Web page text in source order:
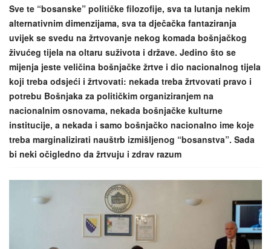
i
g
a
t
i
o
n
i
Sve te “bosanske” političke filozofije, sva ta lutanja nekim
alternativnim dimenzijama, sva ta dječačka fantaziranja
uvijek se svedu na žrtvovanje nekog komada bošnjačkog
živućeg tijela na oltaru suživota i države. Jedino što se
mijenja jeste veličina bošnjačke žrtve i dio nacionalnog tijela
koji treba odsjeći i žrtvovati: nekada treba žrtvovati pravo i
potrebu Bošnjaka za političkim organiziranjem na
nacionalnim osnovama, nekada bošnjačke kulturne
institucije, a nekada i samo bošnjačko nacionalno ime koje
treba marginalizirati nauštrb izmišljenog “bosanstva”. Sada
bi neki očigledno da žrtvuju i zdrav razum